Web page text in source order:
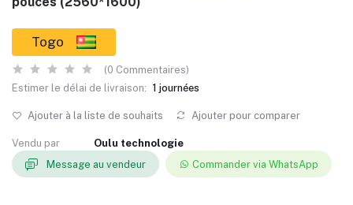
Togo
(0 Commentaires)
Estimer le délai de livraison: 1 journées
Ajouter à la liste de souhaits Ajouter pour comparer
Vendu par
Oulu technologie
Message au vendeur
Commander via WhatsApp